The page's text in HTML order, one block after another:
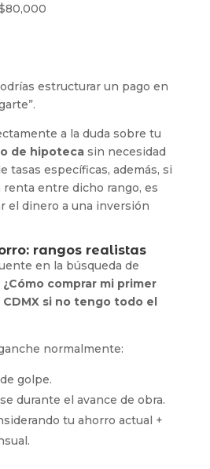
estructurar un pago en
a la duda sobre tu
de hipotecasin necesidad
tasas específicas, además, si
renta entre dicho rango, es
el dinero a una inversión
rangos realistas
en la búsqueda de
¿Cómo comprar mi primer
si no tengo todo el
normalmente:
golpe.
durante el avance de obra.
tu ahorro actual +